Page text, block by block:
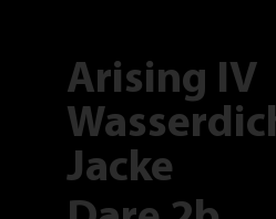
Arising IV
Jacke